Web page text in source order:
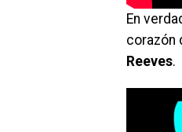
En
corazón
Reeves.